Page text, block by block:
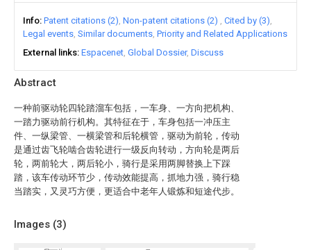
Abstract
一种前驱动轮四轮踏溜车包括，一车身、一方向把机构、
一踏力驱动前行机构。其特征在于，车身包括一冲压主
件、一纵梁管、一横梁管和后轮横管，驱动为前轮，传动
是通过齿飞轮啮合齿轮进行一级反向转动，方向轮是两后
轮，两前轮大，两后轮小，骑行是采用两脚替换上下踩
踏，该车传动环节少，传动效能提高，抓地力强，骑行稳
当踏实，又灵巧方便，更适合中老年人锻炼和短途代步。
Images (3)
Info Patent citations (2) Non-patent citations (2)
Cited by (3)
Legal events Similar documents Priority and Related Applications
External links Espacenet Global Dossier Discuss